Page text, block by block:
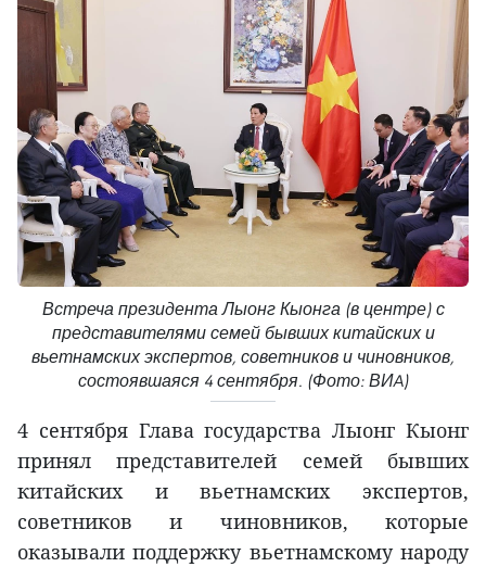
Встреча президента Лыонг Кыонга (в центре) с
представителями семей бывших китайских и
вьетнамских экспертов, советников и чиновников,
состоявшаяся 4 сентября. (Фото: ВИA)
4 сентября Глава государства Лыонг Кыонг
принял представителей семей бывших
китайских и вьетнамских экспертов,
советников и чиновников, которые
оказывали поддержку вьетнамскому народу